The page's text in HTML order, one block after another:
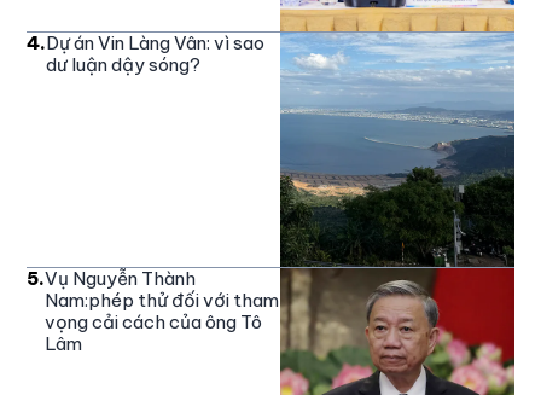
4.Dự án Vin Làng Vân: vì sao
dư luận dậy sóng?
5.Vụ Nguyễn Thành
Nam:phép thử đối với tham
vọng cải cách của ông Tô
Lâm